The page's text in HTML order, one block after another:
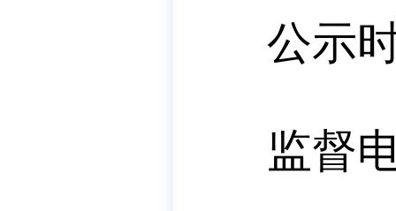
公示
监督